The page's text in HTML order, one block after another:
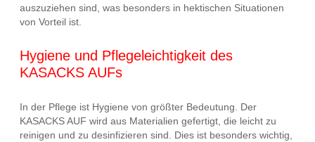
auszuziehen sind, was besonders in hektischen Situationen
von Vorteil ist.
Hygiene und Pflegeleichtigkeit des
KASACKS AUFs
In der Pflege ist Hygiene von größter Bedeutung. Der
KASACKS AUF wird aus Materialien gefertigt, die leicht zu
reinigen und zu desinfizieren sind. Dies ist besonders wichtig,